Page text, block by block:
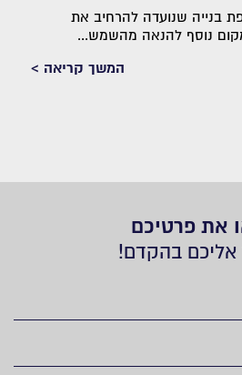
בנייה שנועדה להרחיב את
נוסף להנאה מהשמש...
המשך קריאה >
את פרטיכם
אליכם בהקדם!